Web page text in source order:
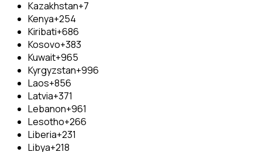
Kazakhstan+7
Kenya+254
Kiribati+686
Kosovo+383
Kuwait+965
Kyrgyzstan+996
Laos+856
Latvia+371
Lebanon+961
Lesotho+266
Liberia+231
Libya+218